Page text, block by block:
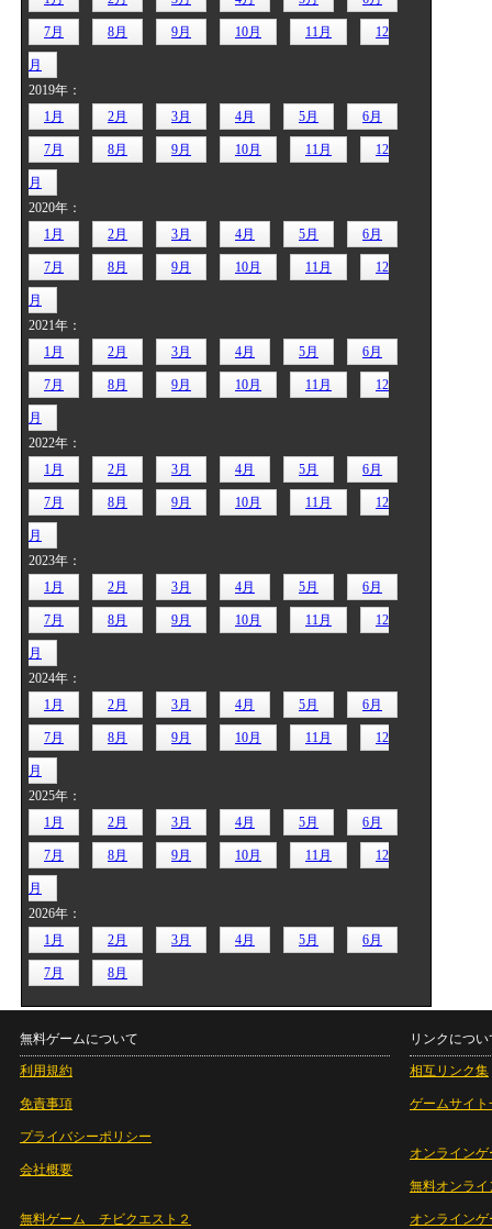
7月 8月 9月 10月 11月 12
月
2019年：
1月
2月 3月 4月 5月 6月
7月 8月 9月 10月 11月 12
月
2020年：
1月
2月 3月 4月 5月 6月
7月 8月 9月 10月 11月 12
月
2021年：
1月
2月 3月 4月 5月 6月
7月 8月 9月 10月 11月 12
月
2022年：
1月
2月 3月 4月 5月 6月
7月 8月 9月 10月 11月 12
月
2023年：
1月
2月 3月 4月 5月 6月
7月 8月 9月 10月 11月 12
月
2024年：
1月
2月 3月 4月 5月 6月
7月 8月 9月 10月 11月 12
月
2025年：
1月
2月 3月 4月 5月 6月
7月 8月 9月 10月 11月 12
月
2026年：
1月
2月 3月 4月 5月 6月
7月 8月
無料ゲームについて
利用規約
免責事項
プライバシーポリシー
会社概要
無料ゲーム チビクエスト２
リンクについ
相互リンク集
ゲームサイト
オンラインゲ
無料オンライ
オンライン